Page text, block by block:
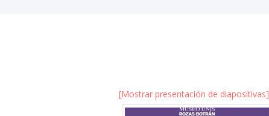
[Mostrar presentación de diapositivas]